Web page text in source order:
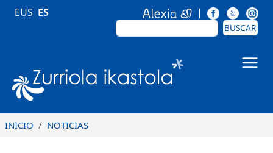
Pasar al contenido principal
BUSCAR
BUSCAR
EUS ES
INICIO NOTICIAS